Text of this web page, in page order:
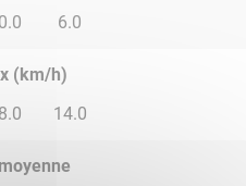
6.0
(km/h)
14.0